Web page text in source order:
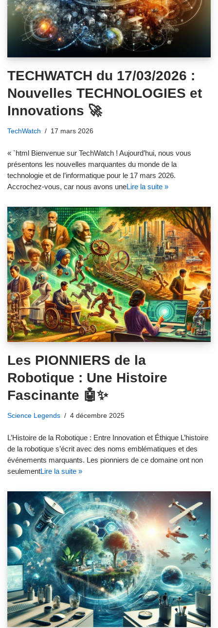
TECHWATCH du 17/03/2026 :
Nouvelles TECHNOLOGIES et
Innovations 🚀
TechWatch 17 mars 2026
« `html Bienvenue sur TechWatch ! Aujourd’hui, nous vous
présentons les nouvelles marquantes du monde de la
technologie et de l’informatique pour le 17 mars 2026.
Accrochez-vous, car nous avons uneLire la suite »
Les PIONNIERS de la
Robotique : Une Histoire
Fascinante 🤖✨
Science Legends 4 décembre 2025
L’Histoire de la Robotique : Entre Innovation et Éthique L’histoire
de la robotique s’écrit avec des noms emblématiques et des
événements marquants. Les pionniers de ce domaine ont non
seulementLire la suite »